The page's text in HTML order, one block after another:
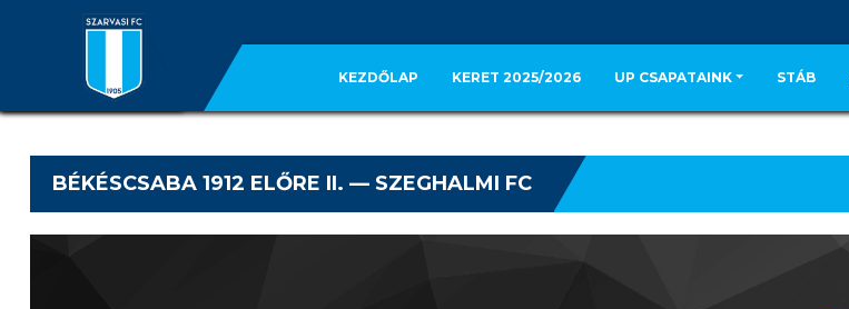
KEZDŐLAP KERET 2025/2026 UP CSAPATAINK STÁB
BÉKÉSCSABA 1912 ELŐRE II. — SZEGHALMI FC